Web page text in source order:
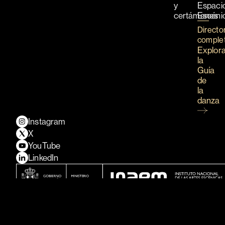
y
certámenes
la
Guía
de
la
danza
Instagram
X
YouTube
LinkedIn